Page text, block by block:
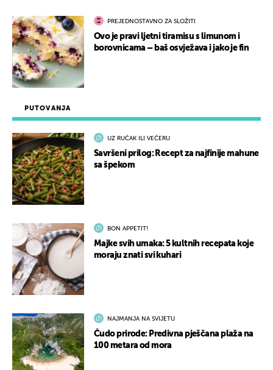
PUTOVANJA
UZ RUČAK ILI VEČERU
Savršeni prilog: Recept za najfinije mahune
sa špekom
BON APPETIT!
Majke svih umaka: 5 kultnih recepata koje
moraju znati svi kuhari
NAJMANJA NA SVIJETU
Čudo prirode: Predivna pješčana plaža na
100 metara od mora
PREJEDNOSTAVNO ZA SLOŽITI
Ovo je pravi ljetni tiramisu s limunom i
borovnicama – baš osvježava i jako je fin